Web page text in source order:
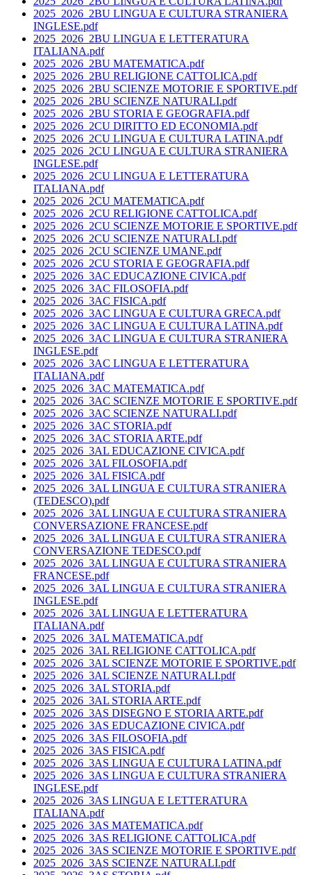
2025_2026_2BU LINGUA E CULTURA STRANIERA
INGLESE.pdf
2025_2026_2BU LINGUA E LETTERATURA
ITALIANA.pdf
2025_2026_2BU MATEMATICA.pdf
2025_2026_2BU RELIGIONE CATTOLICA.pdf
2025_2026_2BU SCIENZE MOTORIE E SPORTIVE.pdf
2025_2026_2BU SCIENZE NATURALI.pdf
2025_2026_2BU STORIA E GEOGRAFIA.pdf
2025_2026_2CU DIRITTO ED ECONOMIA.pdf
2025_2026_2CU LINGUA E CULTURA LATINA.pdf
2025_2026_2CU LINGUA E CULTURA STRANIERA
INGLESE.pdf
2025_2026_2CU LINGUA E LETTERATURA
ITALIANA.pdf
2025_2026_2CU MATEMATICA.pdf
2025_2026_2CU RELIGIONE CATTOLICA.pdf
2025_2026_2CU SCIENZE MOTORIE E SPORTIVE.pdf
2025_2026_2CU SCIENZE NATURALI.pdf
2025_2026_2CU SCIENZE UMANE.pdf
2025_2026_2CU STORIA E GEOGRAFIA.pdf
2025_2026_3AC EDUCAZIONE CIVICA.pdf
2025_2026_3AC FILOSOFIA.pdf
2025_2026_3AC FISICA.pdf
2025_2026_3AC LINGUA E CULTURA GRECA.pdf
2025_2026_3AC LINGUA E CULTURA LATINA.pdf
2025_2026_3AC LINGUA E CULTURA STRANIERA
INGLESE.pdf
2025_2026_3AC LINGUA E LETTERATURA
ITALIANA.pdf
2025_2026_3AC MATEMATICA.pdf
2025_2026_3AC SCIENZE MOTORIE E SPORTIVE.pdf
2025_2026_3AC SCIENZE NATURALI.pdf
2025_2026_3AC STORIA.pdf
2025_2026_3AC STORIA ARTE.pdf
2025_2026_3AL EDUCAZIONE CIVICA.pdf
2025_2026_3AL FILOSOFIA.pdf
2025_2026_3AL FISICA.pdf
2025_2026_3AL LINGUA E CULTURA STRANIERA
(TEDESCO).pdf
2025_2026_3AL LINGUA E CULTURA STRANIERA
CONVERSAZIONE FRANCESE.pdf
2025_2026_3AL LINGUA E CULTURA STRANIERA
CONVERSAZIONE TEDESCO.pdf
2025_2026_3AL LINGUA E CULTURA STRANIERA
FRANCESE.pdf
2025_2026_3AL LINGUA E CULTURA STRANIERA
INGLESE.pdf
2025_2026_3AL LINGUA E LETTERATURA
ITALIANA.pdf
2025_2026_3AL MATEMATICA.pdf
2025_2026_3AL RELIGIONE CATTOLICA.pdf
2025_2026_3AL SCIENZE MOTORIE E SPORTIVE.pdf
2025_2026_3AL SCIENZE NATURALI.pdf
2025_2026_3AL STORIA.pdf
2025_2026_3AL STORIA ARTE.pdf
2025_2026_3AS DISEGNO E STORIA ARTE.pdf
2025_2026_3AS EDUCAZIONE CIVICA.pdf
2025_2026_3AS FILOSOFIA.pdf
2025_2026_3AS FISICA.pdf
2025_2026_3AS LINGUA E CULTURA LATINA.pdf
2025_2026_3AS LINGUA E CULTURA STRANIERA
INGLESE.pdf
2025_2026_3AS LINGUA E LETTERATURA
ITALIANA.pdf
2025_2026_3AS MATEMATICA.pdf
2025_2026_3AS RELIGIONE CATTOLICA.pdf
2025_2026_3AS SCIENZE MOTORIE E SPORTIVE.pdf
2025_2026_3AS SCIENZE NATURALI.pdf